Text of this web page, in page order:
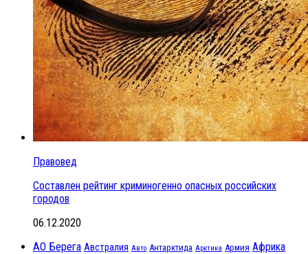
Правовед
Составлен рейтинг криминогенно опасных российских
городов
06.12.2020
АО Берега Австралия Авто Антарктида Арктика Армия Африка